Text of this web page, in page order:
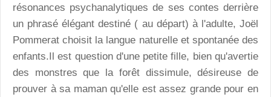
résonances psychanalytiques de ses contes derrière
un phrasé élégant destiné ( au départ) à l'adulte, Joël
Pommerat choisit la langue naturelle et spontanée des
enfants.Il est question d'une petite fille, bien qu'avertie
des monstres que la forêt dissimule, désireuse de
prouver à sa maman qu'elle est assez grande pour en